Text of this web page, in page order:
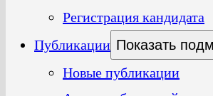
Регистрация кандидата
Публикации Показать
Новые публикации